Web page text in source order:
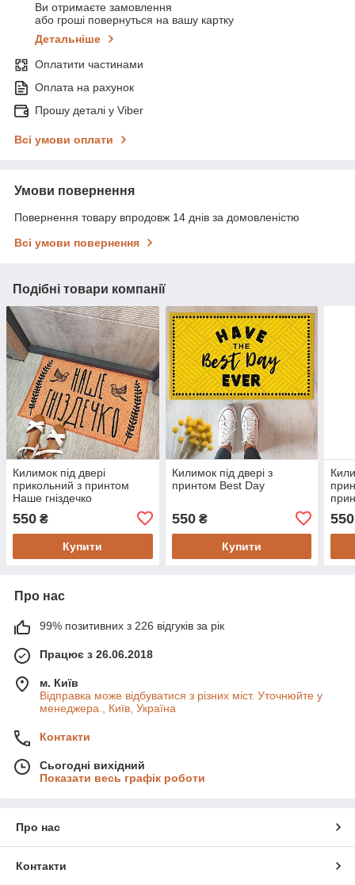
Ви отримаєте замовлення
або гроші повернуться на вашу картку
Детальніше
Оплатити частинами
Оплата на рахунок
Прошу деталі у Viber
Всі умови оплати
Умови повернення
Повернення товару впродовж 14 днів за домовленістю
Всі умови повернення
Подібні товари компанії
Килимок під двері
прикольний з принтом
Наше гніздечко
550 ₴
Купити
Килимок під двері з
принтом Best Day
550₴
Купити
550
Про нас
99% позитивних з 226 відгуків за рік
Працює з 26.06.2018
м. Київ
Відправка може відбуватися з різних міст. Уточнюйте у
менеджера., Київ, Україна
Контакти
Сьогодні вихідний
Показати весь графік роботи
Про нас
Контакти